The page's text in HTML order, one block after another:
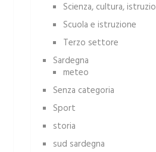
Scienza, cultura,
Scuola e istruzione
Terzo settore
Sardegna
meteo
Senza categoria
Sport
storia
sud sardegna